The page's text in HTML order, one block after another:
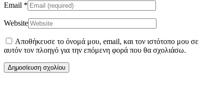
Email *
Website
Αποθήκευσε το όνομά μου, email, και τον ιστότοπο μου σε
αυτόν τον πλοηγό για την επόμενη φορά που θα σχολιάσω.